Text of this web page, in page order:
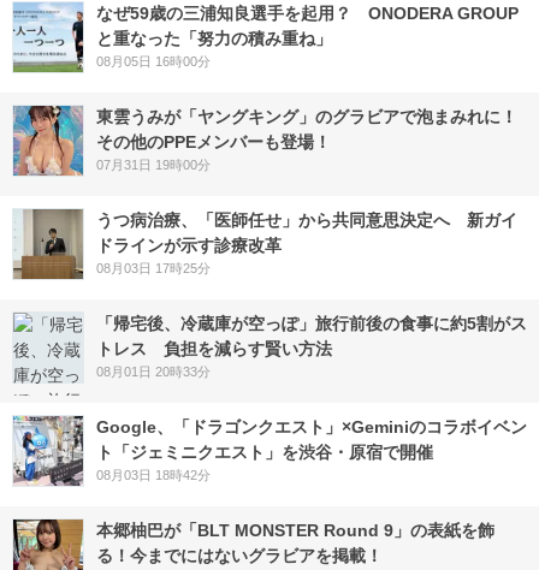
なぜ59歳の三浦知良選手を起用？ ONODERA GROUP
と重なった「努力の積み重ね」
08月05日 16時00分
東雲うみが「ヤングキング」のグラビアで泡まみれに！
その他のPPEメンバーも登場！
07月31日 19時00分
うつ病治療、「医師任せ」から共同意思決定へ 新ガイ
ドラインが示す診療改革
08月03日 17時25分
「帰宅後、冷蔵庫が空っぽ」旅行前後の食事に約5割がス
トレス 負担を減らす賢い方法
08月01日 20時33分
Google、「ドラゴンクエスト」×Geminiのコラボイベン
ト「ジェミニクエスト」を渋谷・原宿で開催
08月03日 18時42分
本郷柚巴が「BLT MONSTER Round 9」の表紙を飾
る！今までにはないグラビアを掲載！